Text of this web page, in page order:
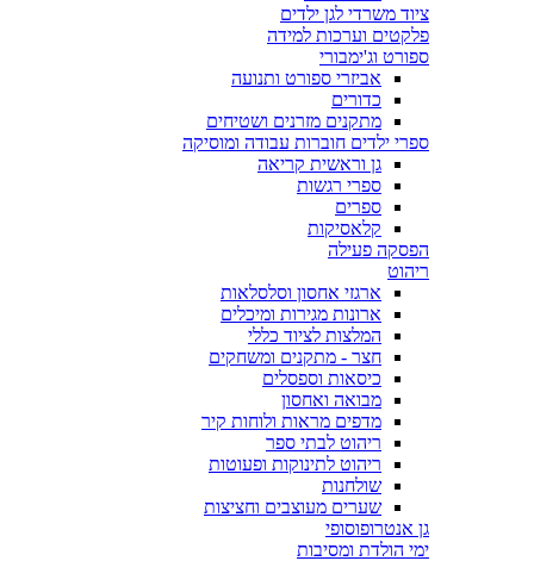
ציוד משרדי לגן ילדים
פלקטים וערכות למידה
ספורט וג'ימבורי
אביזרי ספורט ותנועה
כדורים
מתקנים מזרנים ושטיחים
ספרי ילדים חוברות עבודה ומוסיקה
גן וראשית קריאה
ספרי רגשות
ספרים
קלאסיקות
הפסקה פעילה
ריהוט
ארגזי אחסון וסלסלאות
ארונות מגירות ומיכלים
המלצות לציוד כללי
חצר - מתקנים ומשחקים
כיסאות וספסלים
מבואה ואחסון
מדפים מראות ולוחות קיר
ריהוט לבתי ספר
ריהוט לתינוקות ופעוטות
שולחנות
שערים מעוצבים וחציצות
גן אנטרופוסופי
ימי הולדת ומסיבות